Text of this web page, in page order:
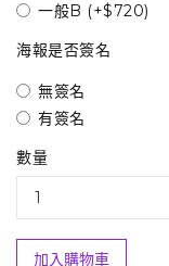
一般B (+$720)
海報是否簽名
無簽名
有簽名
數量
加入購物車